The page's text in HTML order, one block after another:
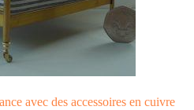
avec des accessoires en cuivre